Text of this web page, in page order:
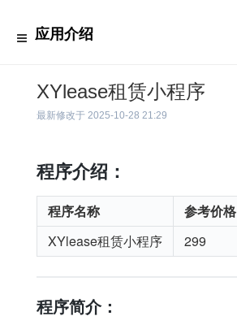
应用介绍
XYlease租赁小程序
最新修改于 2025-10-28 21:29
程序介绍：
程序名称 参考价格
XYlease租赁小程序
299
程序简介：